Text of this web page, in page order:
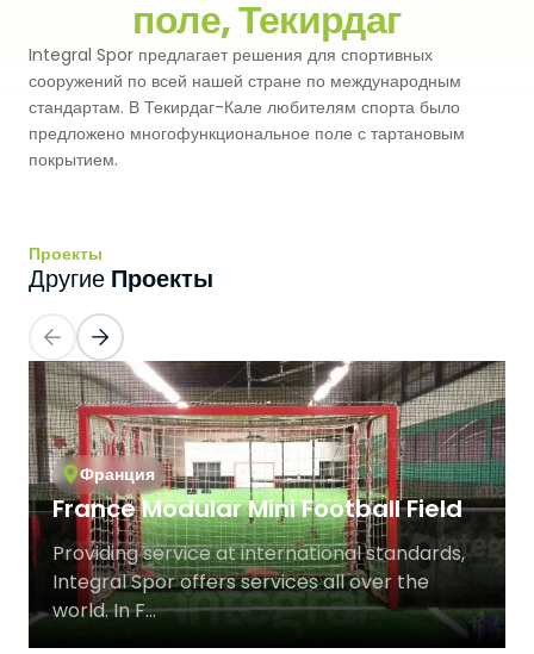
Легкоатлетические Дорожки
Падельные Корты
Падбол Корты
Корт для Пиклбола
Теннисные Корты
Сквош Корты
Стальные Трибуны
Баскетбольные Корты
Волейбольные Корты
Premium
Monoturf
PowerGrass
Без Заполнителя
Падел Турф
Теннисная Трава
Гольфовая Трава
Гибридная Трава
Натуральная Трава
Система Напылительного Покрытия
Полное ПУ покрытие
ПУ Покрытие
Спортивный ПВХ
Акриловое Покрытие
Модульное Резиновое Покрытие
СБР
Дренированный Шокпад
ПЭ Шокпад
поле, Текирдаг
Integral Spor предлагает решения для спортивных
сооружений по всей нашей стране по международным
стандартам. В Текирдаг-Кале любителям спорта было
предложено многофункциональное поле с тартановым
покрытием.
Проекты
Другие Проекты
Франция
France Modular Mini Football Field
Providing service at international standards,
Integral Spor offers services all over the
world. In F...